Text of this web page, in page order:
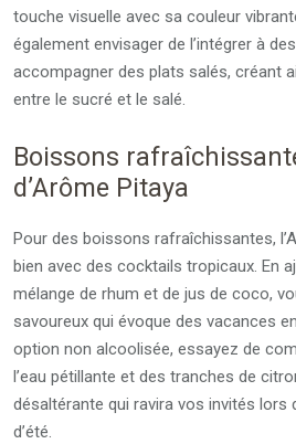
touche visuelle avec sa couleur
également envisager de l’intégrer à
accompagner des plats salés, créant
entre le sucré et le salé.
Boissons
d’Arôme Pitaya
Pour des boissons rafraîchissantes,
bien avec des cocktails tropicaux. En
mélange de rhum et de jus de coco,
savoureux qui évoque des vacances
option non alcoolisée, essayez de
l’eau pétillante et des tranches de
désaltérante qui ravira vos invités lors
d’été.